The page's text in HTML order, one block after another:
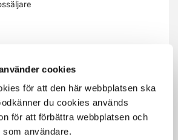
cookies
för att den här webbplatsen ska
du cookies används
för att förbättra webbplatsen och
som användare.